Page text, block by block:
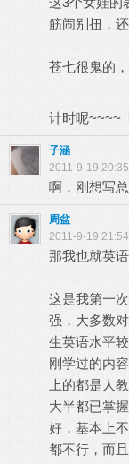
筋闹别扭，
苍七很鬼的
计时呢~~~~
子涵
2011-9-19
啊，刚想写
周盆
2011-9-19
那我也就英
这是我第一
强，大多数
生英语水平
刚学过的内
上的都是人
大半都已掌
好，基本上
都不行，而